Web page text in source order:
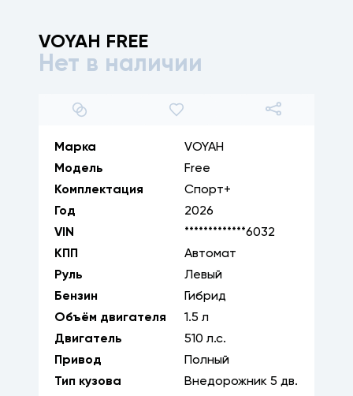
VOYAH FREE
Нет в наличии
1/16
Марка
VOYAH
Модель
Free
Комплектация
Спорт+
Год
2026
VIN
*************6032
КПП
Автомат
Руль
Левый
Бензин
Гибрид
Объём двигателя
1.5 л
Двигатель
510 л.с.
Привод
Полный
Тип кузова
Внедорожник 5 дв.